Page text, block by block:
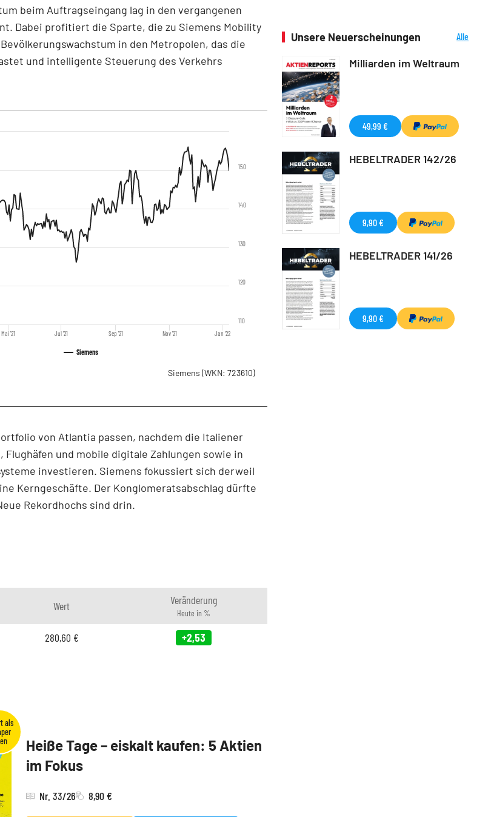
beim Auftragseingang lag in den vergangenen
Dabei profitiert die Sparte, die zu Siemens Mobility
in den Metropolen, das die
und intelligente Steuerung des Verkehrs
Siemens
Mai '21 Jul '21 Sep '21 Nov '21 Jan '22
110
120
130
140
150
Siemens (WKN: 723610)
von Atlantia passen, nachdem die Italiener
Flughäfen und mobile digitale Zahlungen sowie in
investieren. Siemens fokussiert sich derweil
Kerngeschäfte. Der Konglomeratsabschlag dürfte
Rekordhochs sind drin.
Wert Veränderung
Heute in %
280,60 € +2,53
Heiße Tage – eiskalt kaufen: 5 Aktien
im Fokus
Nr. 33/26 8,90 €
Unsere Neuerscheinungen
Alle
Milliarden im Weltraum
49,99 €
HEBELTRADER 142/26
9,90 €
HEBELTRADER 141/26
9,90 €